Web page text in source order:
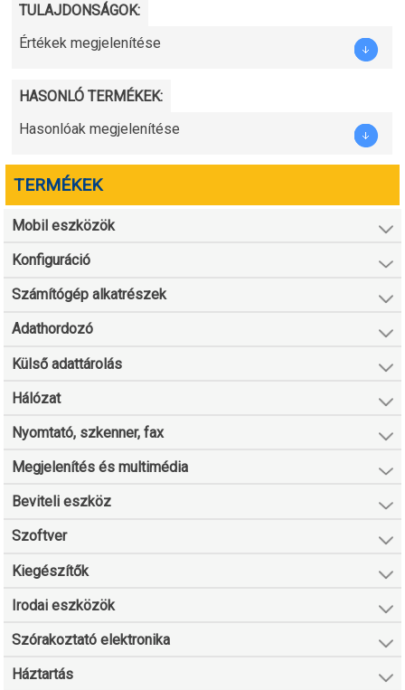
TULAJDONSÁGOK:
Értékek megjelenítése
HASONLÓ TERMÉKEK:
Hasonlóak megjelenítése
TERMÉKEK
Mobil eszközök
Konfiguráció
Számítógép alkatrészek
Adathordozó
Külső adattárolás
Hálózat
Nyomtató, szkenner, fax
Megjelenítés és multimédia
Beviteli eszköz
Szoftver
Kiegészítők
Irodai eszközök
Szórakoztató elektronika
Háztartás